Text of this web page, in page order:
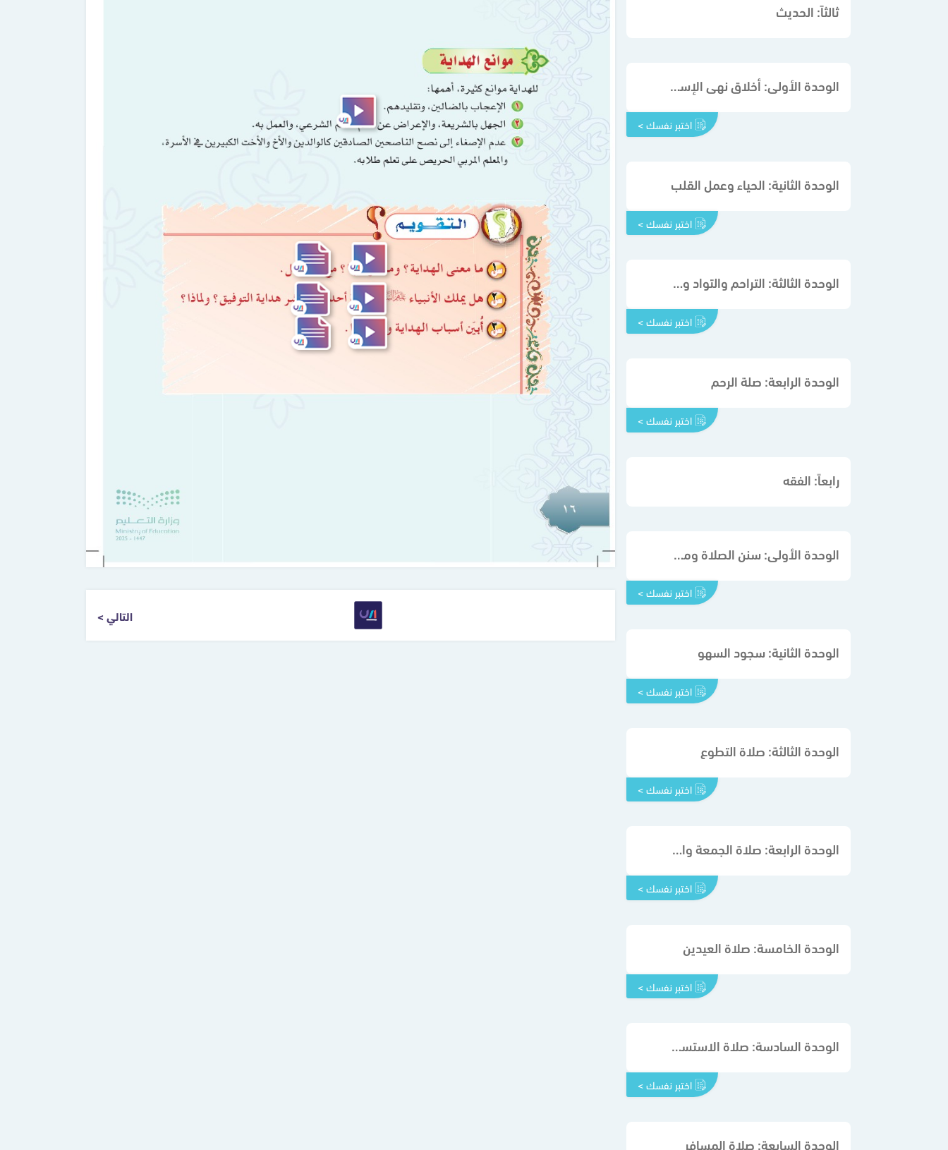
ثالثاً: الحديث
الوحدة الأولى: أخلاق نهى الإسلام عنها
اختبر نفسك >
الوحدة الثانية: الحياء وعمل القلب
اختبر نفسك >
الوحدة الثالثة: التراحم والتواد والصلة بين المسلمين
اختبر نفسك >
الوحدة الرابعة: صلة الرحم
اختبر نفسك >
رابعاً: الفقه
الوحدة الأولى: سنن الصلاة ومكروهاتها ومبطلاتها
اختبر نفسك >
الوحدة الثانية: سجود السهو
اختبر نفسك >
الوحدة الثالثة: صلاة التطوع
اختبر نفسك >
الوحدة الرابعة: صلاة الجمعة والجماعة
اختبر نفسك >
الوحدة الخامسة: صلاة العيدين
اختبر نفسك >
الوحدة السادسة: صلاة الاستسقاء وصلاة الكسوف والخسوف
اختبر نفسك >
الوحدة السابعة: صلاة المسافر
التالي >